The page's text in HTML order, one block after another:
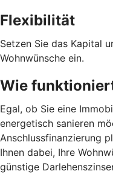
Flexibilität
Setzen Sie das Kapital
Wohnwünsche ein.
Wie
Egal, ob Sie eine
energetisch sanieren
Anschlussfinanzierung
Ihnen dabei, Ihre
günstige